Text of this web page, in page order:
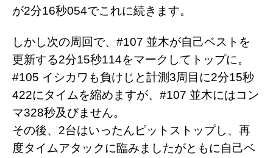
が2分16秒054でこれに続きます。
しかし次の周回で、#107 並木が自己ベストを
更新する2分15秒114をマークしてトップに。
#105 イシカワも負けじと計測3周目に2分15秒
422にタイムを縮めますが、#107 並木にはコン
マ328秒及びません。
その後、2台はいったんピットストップし、再
度タイムアタックに臨みましたがともに自己ベ